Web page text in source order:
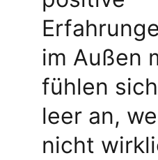
im Außen
fühlen
leer an,
nicht